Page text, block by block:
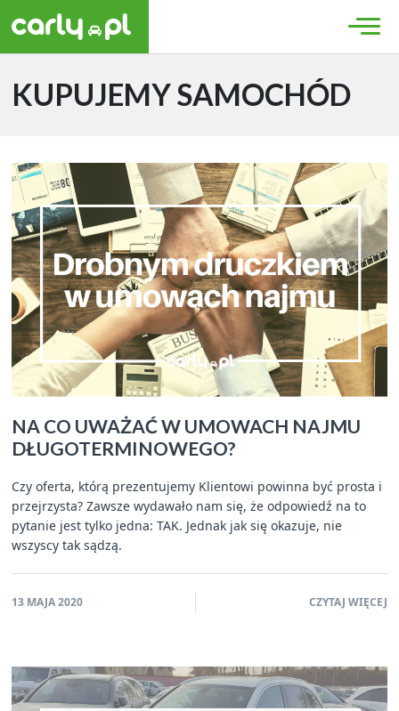
KUPUJEMY SAMOCHÓD
NA CO UWAŻAĆ W UMOWACH NAJMU
DŁUGOTERMINOWEGO?
Czy oferta, którą prezentujemy Klientowi powinna być prosta i
przejrzysta? Zawsze wydawało nam się, że odpowiedź na to
pytanie jest tylko jedna: TAK. Jednak jak się okazuje, nie
wszyscy tak sądzą.
13 MAJA 2020 CZYTAJ WIĘCEJ